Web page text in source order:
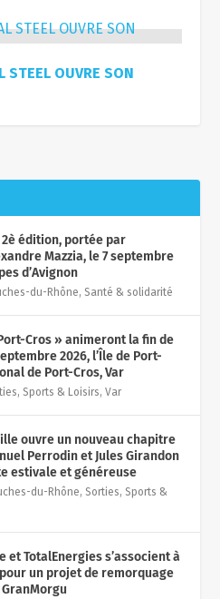
STEEL OUVRE SON
édition, portée par
Mazzia, le 7 septembre
d’Avignon
du-Rhône,Santé & solidarité
Cros » animeront la fin de
2026, l’Île de Port-
de Port-Cros, Var
Sports & Loisirs,Var
ouvre un nouveau chapitre
Perrodin et Jules Girandon
estivale et généreuse
du-Rhône,Sorties, Sports &
et TotalEnergies s’associent à
un projet de remorquage
GranMorgu